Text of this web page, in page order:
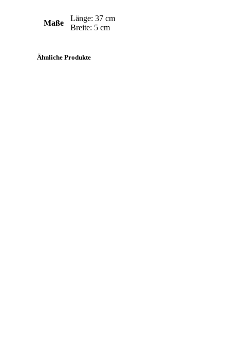
Maße
Länge: 37 cm
Breite: 5 cm
Ähnliche Produkte